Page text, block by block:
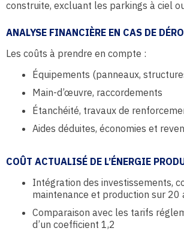
construite, excluant les parkings à ciel
ANALYSE FINANCIÈRE EN CAS DE
Les coûts à prendre en compte :
Équipements (panneaux,
Main-d’œuvre, raccordements
Étanchéité, travaux de
Aides déduites, économies et
COÛT ACTUALISÉ DE L’ÉNERGIE
Intégration des investissements,
maintenance et production sur 20
Comparaison avec les tarifs
d’un coefficient 1,2